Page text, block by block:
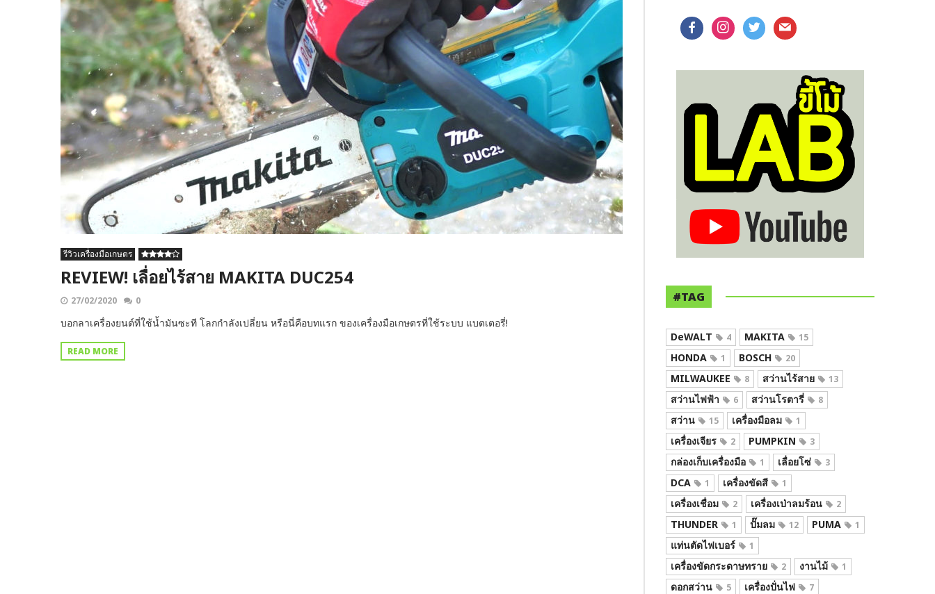
รีวิวเครื่องมือเกษตร
REVIEW! เลื่อยไร้สาย MAKITA DUC254
27/02/2020 0
บอกลาเครื่องยนต์ที่ใช้น้ำมันซะที โลกกำลังเปลี่ยน หรือนี่คือบทแรก ของเครื่องมือเกษตรที่ใช้ระบบ แบตเตอรี่!
READ MORE
facebookinstagram
twitter mail
#TAG
DeWALT 4 MAKITA 15
HONDA 1 BOSCH 20
MILWAUKEE 8 สว่านไร้สาย 13
สว่านไฟฟ้า 6 สว่านโรตารี่ 8
สว่าน 15 เครื่องมือลม 1
เครื่องเจียร 2 PUMPKIN 3
กล่องเก็บเครื่องมือ 1 เลื่อยโซ่ 3
DCA 1 เครื่องขัดสี 1
เครื่องเชื่อม 2 เครื่องเป่าลมร้อน 2
THUNDER 1 ปั๊มลม 12 PUMA 1
แท่นตัดไฟเบอร์ 1
เครื่องขัดกระดาษทราย 2 งานไม้ 1
ดอกสว่าน 5 เครื่องปั่นไฟ 7